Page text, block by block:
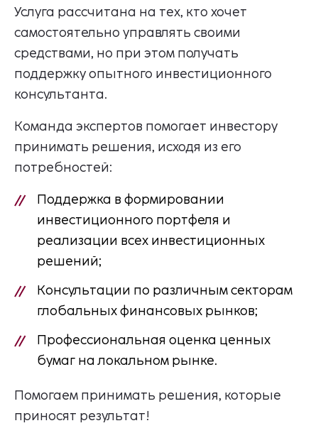
Услуга рассчитана на тех, кто хочет
самостоятельно управлять своими
средствами, но при этом получать
поддержку опытного инвестиционного
консультанта.
Команда экспертов помогает инвестору
принимать решения, исходя из его
потребностей:
Поддержка в формировании
инвестиционного портфеля и
реализации всех инвестиционных
решений;
Консультации по различным секторам
глобальных финансовых рынков;
Профессиональная оценка ценных
бумаг на локальном рынке.
Помогаем принимать решения, которые
приносят результат!